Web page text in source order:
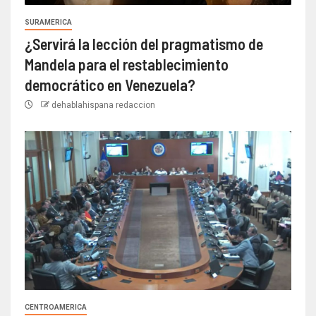
SURAMERICA
¿Servirá la lección del pragmatismo de
Mandela para el restablecimiento
democrático en Venezuela?
dehablahispana redaccion
CENTROAMERICA